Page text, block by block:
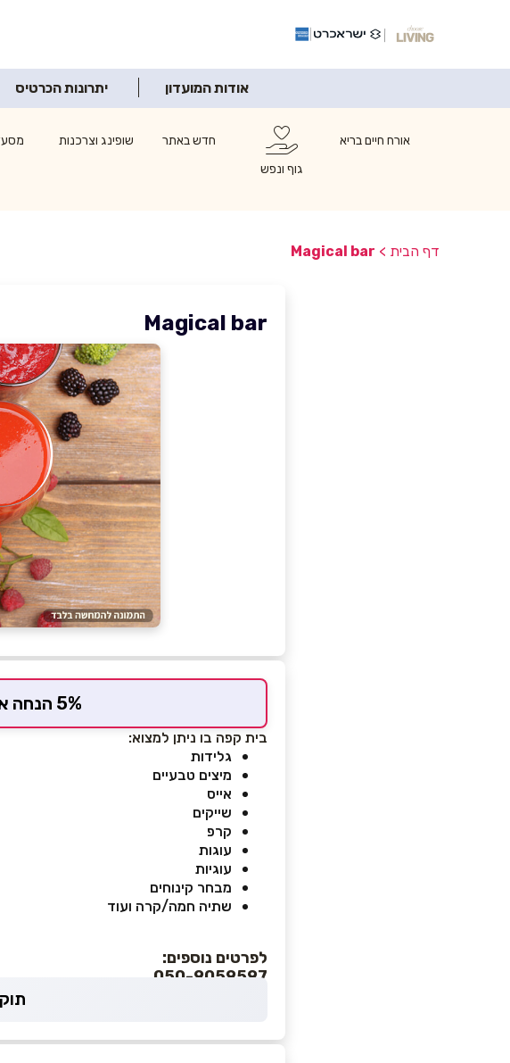
אודות המועדון יתרונות הכרטיס
אורח חיים בריא
גוף ונפש
חדש באתר שופינג וצרכנות
דף הבית >
Magical bar
Magical bar
5% הנחה אוטומטית למשלמים בכרטיס המועדון
בית קפה בו ניתן למצוא:
גלידות
מיצים טבעיים
אייס
שייקים
קרפ
עוגות
עוגיות
מבחר קינוחים
שתיה חמה/קרה ועוד
לפרטים נוספים:
050-9059597